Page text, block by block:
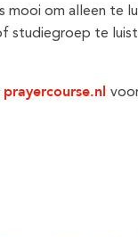
mooi om alleen te
studiegroep te
prayercourse.nl